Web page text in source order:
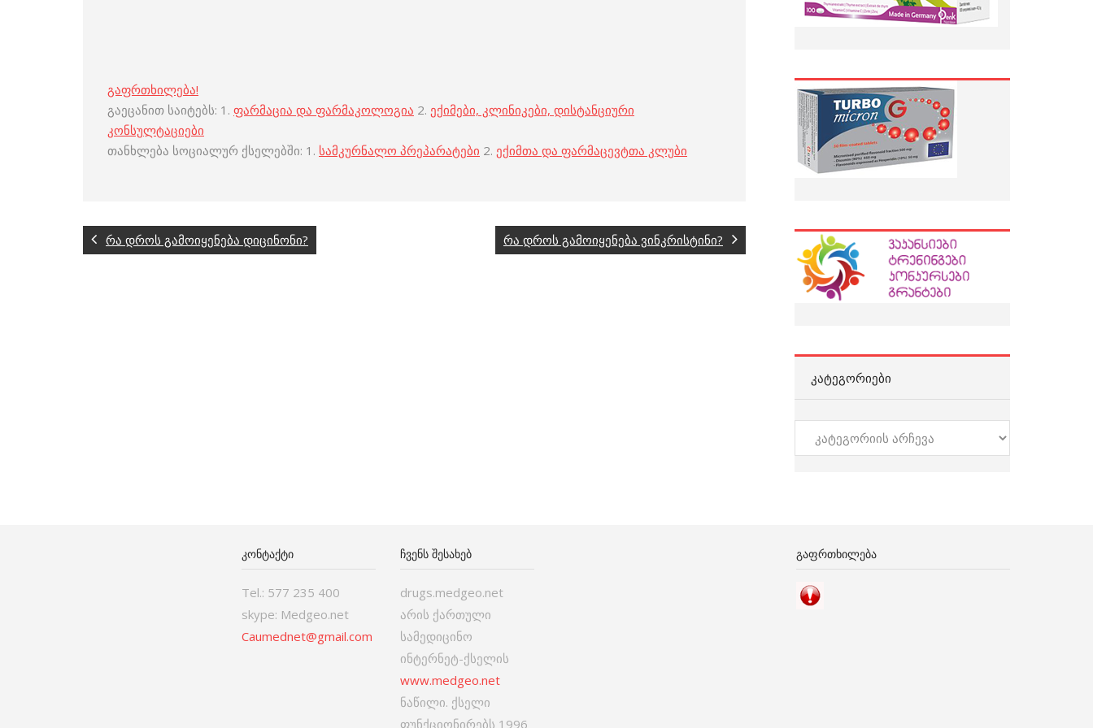
გაფრთხილება!
გაეცანით საიტებს: 1. ფარმაცია და ფარმაკოლოგია 2. ექიმები, კლინიკები, დისტანციური
კონსულტაციები
თანხლება სოციალურ ქსელებში: 1. სამკურნალო პრეპარატები 2. ექიმთა და ფარმაცევტთა კლუბი
რა დროს გამოიყენება დიცინონი? რა დროს გამოიყენება ვინკრისტინი?
ᲙᲐᲢᲔᲒᲝᲠᲘᲔᲑᲘ
კატეგორიები
ᲙᲝᲜᲢᲐᲥᲢᲘ
Tel.: 577 235 400
skype: Medgeo.net
Caumednet@gmail.com
ᲩᲕᲔᲜᲡ ᲨᲔᲡᲐᲮᲔᲑ
drugs.medgeo.net
არის ქართული
სამედიცინო
ინტერნეტ-ქსელის
www.medgeo.net
ნაწილი. ქსელი
ფუნქციონირებს 1996
ᲒᲐᲤᲠᲗᲮᲘᲚᲔᲑᲐ